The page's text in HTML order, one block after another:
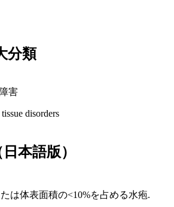
分類
害
disorders
日本語版）
は体表面積の<10%を占める水疱.